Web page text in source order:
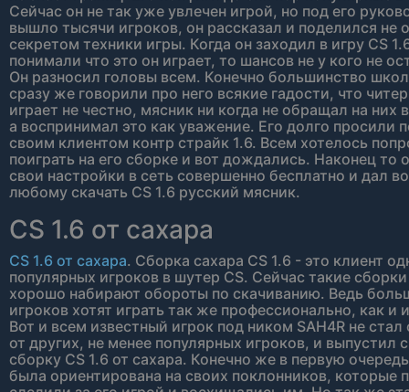
Сейчас он не так уже увлечен игрой, но под его
вышло тысячи игроков, он рассказал и поделился не
секретом техники игры. Когда он заходил в игру CS
понимали что это он играет, то шансов не у кого не
Он разносил головы всем. Конечно большинство
сразу же говорили про него всякие гадости, что
играет не честно, мясник ни когда не обращал на них
а воспринимал это как уважение. Его долго просили
своим клиентом контр страйк 1.6. Всем хотелось
поиграть на его сборке и вот дождались. Наконец то
свои настройки в сеть совершенно бесплатно и дал
любому скачать CS 1.6 русский мясник.
CS 1.6 от сахара
CS 1.6 от сахара. Сборка сахара CS 1.6 - это клиент
популярных игроков в шутер CS. Сейчас такие
хорошо набирают обороты по скачиванию. Ведь
игроков хотят играть так же профессионально, как и
Вот и всем известный игрок под ником SAH4R не стал
от других, не менее популярных игроков, и выпустил
сборку CS 1.6 от сахара. Конечно же в первую
была ориентирована на своих поклонников, которые